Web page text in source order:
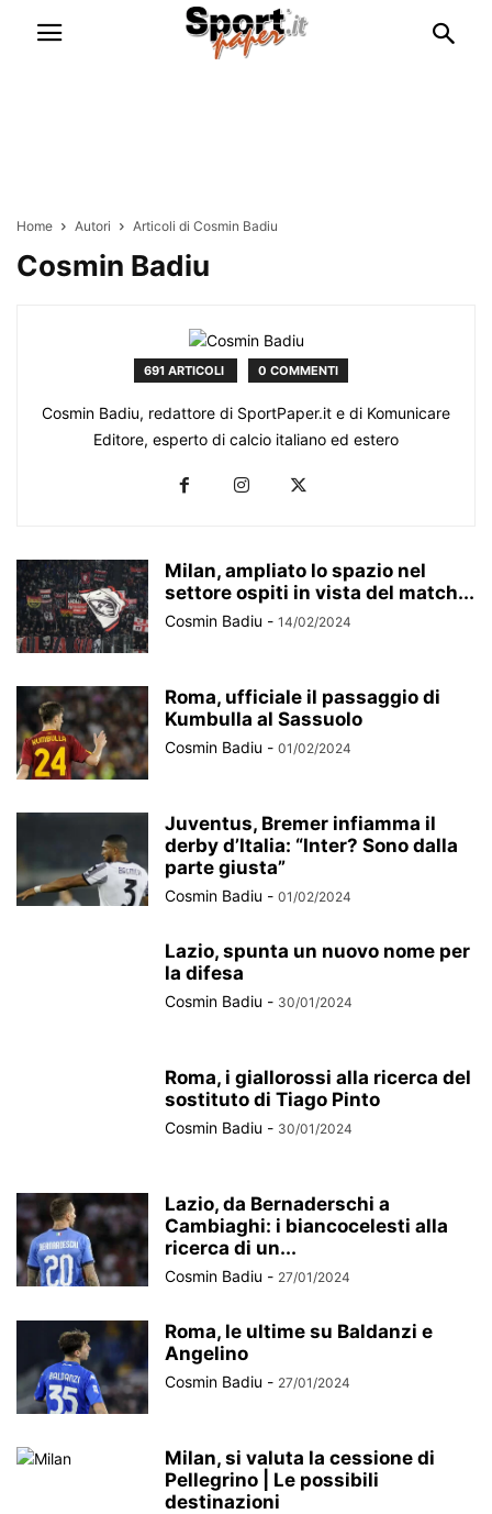
Home Autori Articoli di Cosmin Badiu
Cosmin Badiu
691 ARTICOLI 0 COMMENTI
Cosmin Badiu, redattore di SportPaper.it e di Komunicare
Editore, esperto di calcio italiano ed estero
Milan, ampliato lo spazio nel
settore ospiti in vista del match...
Cosmin Badiu - 14/02/2024
Roma, ufficiale il passaggio di
Kumbulla al Sassuolo
Cosmin Badiu - 01/02/2024
Juventus, Bremer infiamma il
derby d’Italia: “Inter? Sono dalla
parte giusta”
Cosmin Badiu - 01/02/2024
Lazio, spunta un nuovo nome per
la difesa
Cosmin Badiu - 30/01/2024
Roma, i giallorossi alla ricerca del
sostituto di Tiago Pinto
Cosmin Badiu - 30/01/2024
Lazio, da Bernaderschi a
Cambiaghi: i biancocelesti alla
ricerca di un...
Cosmin Badiu - 27/01/2024
Roma, le ultime su Baldanzi e
Angelino
Cosmin Badiu - 27/01/2024
Milan, si valuta la cessione di
Pellegrino | Le possibili
destinazioni